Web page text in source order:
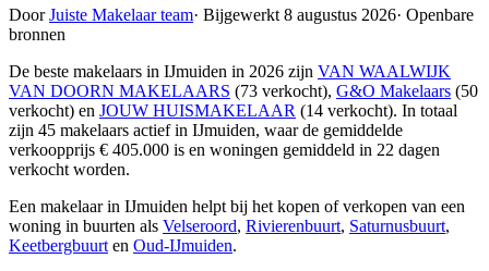
DoorJuiste Makelaar team· Bijgewerkt 8 augustus 2026· Openbare
bronnen
De beste makelaars in IJmuiden in 2026 zijn VAN WAALWIJK
VAN DOORN MAKELAARS (73 verkocht), G&O Makelaars (50
verkocht) en JOUW HUISMAKELAAR (14 verkocht). In totaal
zijn 45 makelaars actief in IJmuiden, waar de gemiddelde
verkoopprijs € 405.000 is en woningen gemiddeld in 22 dagen
verkocht worden.
Een makelaar in IJmuiden helpt bij het kopen of verkopen van een
woning in buurten als Velseroord, Rivierenbuurt, Saturnusbuurt,
Keetbergbuurt en Oud-IJmuiden.